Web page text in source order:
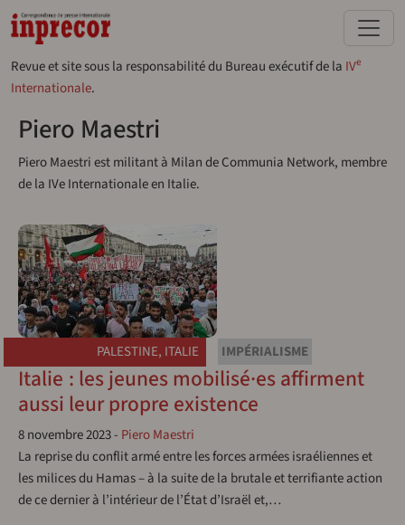
Aller au contenu principal
Revue et site sous la responsabilité du Bureau exécutif de la IVe
Internationale.
Piero Maestri
Piero Maestri est militant à Milan de Communia Network, membre
de la IVe Internationale en Italie.
PALESTINE, ITALIE IMPÉRIALISME
Italie : les jeunes mobilisé·es affirment
aussi leur propre existence
8 novembre 2023- Piero Maestri
La reprise du conflit armé entre les forces armées israéliennes et
les milices du Hamas – à la suite de la brutale et terrifiante action
de ce dernier à l’intérieur de l’État d’Israël et,…